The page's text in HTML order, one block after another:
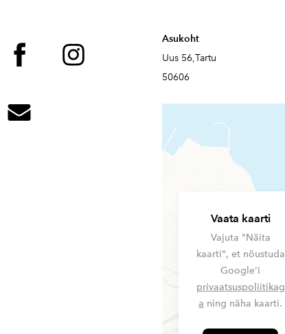
Asukoht
Uus 56,Tartu
50606
Vaata kaarti
Vajuta "Näita
kaarti", et nõustuda
Google'i
privaatsuspoliitikag
a ning näha kaarti.